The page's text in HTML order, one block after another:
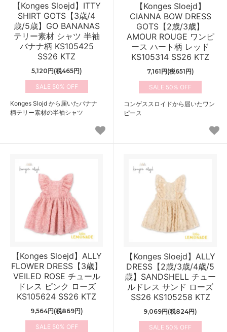
【Konges Sloejd】ITTY
SHIRT GOTS【3歳/4
歳/5歳】GO BANANAS
テリー素材 シャツ 半袖
バナナ柄 KS105425
SS26 KTZ
5,120円(税465円)
50%
Konges Slojd から届いたバナナ
柄テリー素材の半袖シャツ
【Konges Sloejd】
CIANNA BOW DRESS
GOTS【2歳/3歳】
AMOUR ROUGE ワンピ
ース ハート柄 レッド
KS105314 SS26 KTZ
7,161円(税651円)
50%
コンゲススロイドから届いたワン
ピース
【Konges Sloejd】ALLY
FLOWER DRESS【3歳】
VEILED ROSE チュール
ドレス ピンク ローズ
KS105624 SS26 KTZ
9,564円(税869円)
50%
【Konges Sloejd】ALLY
DRESS【2歳/3歳/4歳/5
歳】SANDSHELL チュー
ルドレス サンド ローズ
SS26 KS105258 KTZ
9,069円(税824円)
50%